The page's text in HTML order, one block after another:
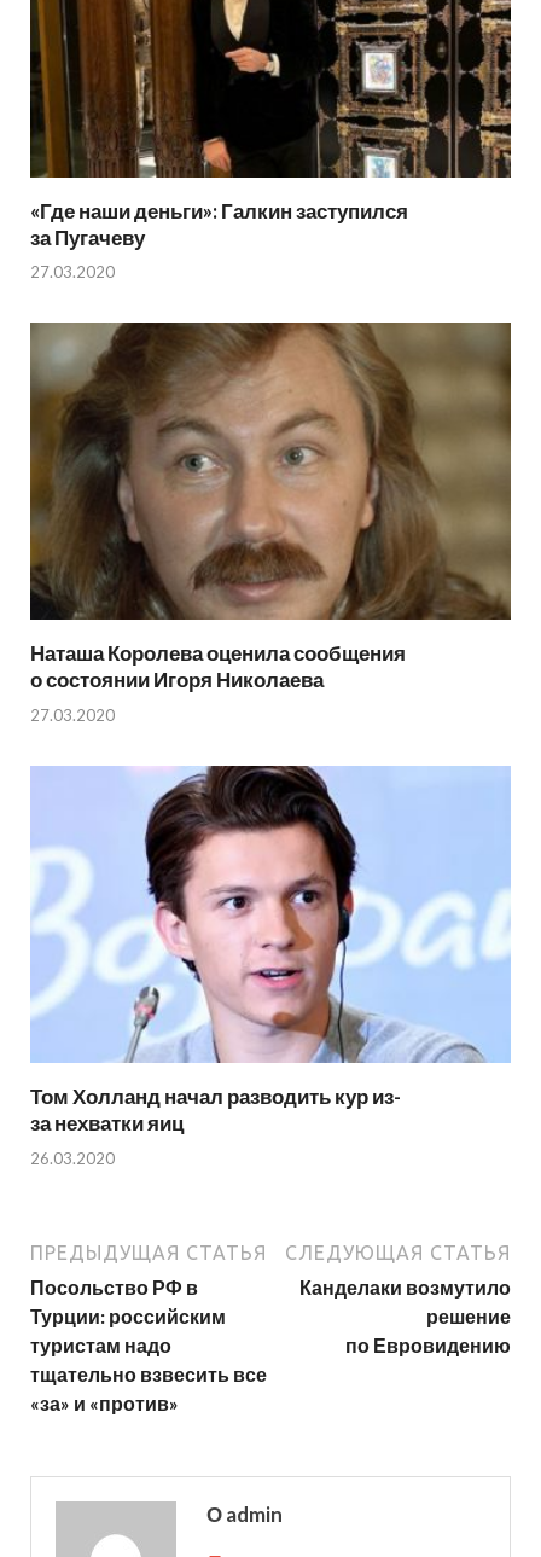
«Где наши деньги»: Галкин заступился
за Пугачеву
27.03.2020
Наташа Королева оценила сообщения
о состоянии Игоря Николаева
27.03.2020
Том Холланд начал разводить кур из-
за нехватки яиц
26.03.2020
ПРЕДЫДУЩАЯ СТАТЬЯ
Посольство РФ в
Турции: российским
туристам надо
тщательно взвесить все
«за» и «против»
СЛЕДУЮЩАЯ СТАТЬЯ
Канделаки возмутило
решение
по Евровидению
О admin